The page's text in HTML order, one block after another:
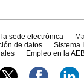
sede electrónica
de datos
Sistema
Empleo en la